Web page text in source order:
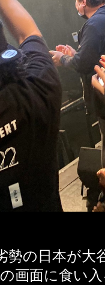
勢の日本が大
の画面に食い